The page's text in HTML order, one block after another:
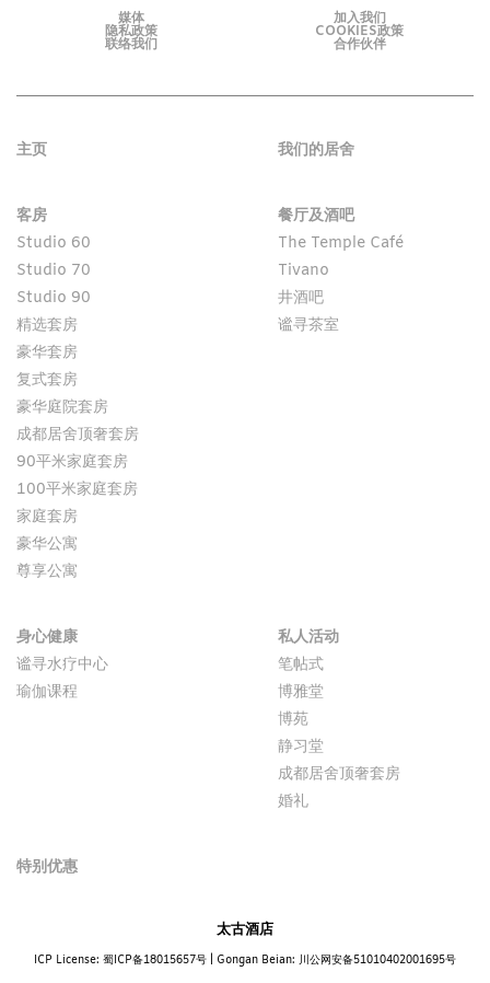
媒体 加入我们
隐私政策 COOKIES政策
联络我们 合作伙伴
主页 我们的居舍
客房
Studio 60
Studio 70
Studio 90
精选套房
豪华套房
复式套房
豪华庭院套房
成都居舍顶奢套房
90平米家庭套房
100平米家庭套房
家庭套房
豪华公寓
尊享公寓
餐厅及酒吧
The Temple Café
Tivano
井酒吧
谧寻茶室
身心健康
谧寻水疗中心
瑜伽课程
私人活动
笔帖式
博雅堂
博苑
静习堂
成都居舍顶奢套房
婚礼
特别优惠
太古酒店
ICP License: 蜀ICP备18015657号 Gongan Beian: 川公网安备51010402001695号